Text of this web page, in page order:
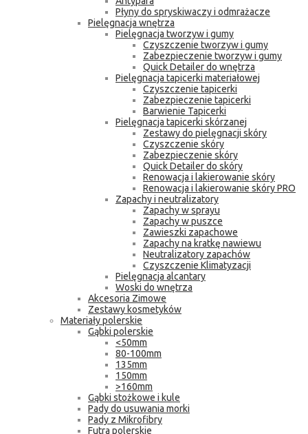
Płyny do spryskiwaczy i odmrażacze
Pielęgnacja wnętrza
Pielęgnacja tworzyw i gumy
Czyszczenie tworzyw i gumy
Zabezpieczenie tworzyw i gumy
Quick Detailer do wnętrza
Pielęgnacja tapicerki materiałowej
Czyszczenie tapicerki
Zabezpieczenie tapicerki
Barwienie Tapicerki
Pielęgnacja tapicerki skórzanej
Zestawy do pielęgnacji skóry
Czyszczenie skóry
Zabezpieczenie skóry
Quick Detailer do skóry
Renowacja i lakierowanie skóry
Renowacja i lakierowanie skóry PRO
Zapachy i neutralizatory
Zapachy w sprayu
Zapachy w puszce
Zawieszki zapachowe
Zapachy na kratkę nawiewu
Neutralizatory zapachów
Czyszczenie Klimatyzacji
Pielęgnacja alcantary
Woski do wnętrza
Akcesoria Zimowe
Zestawy kosmetyków
Materiały polerskie
Gąbki polerskie
<50mm
80-100mm
135mm
150mm
>160mm
Gąbki stożkowe i kule
Pady do usuwania morki
Pady z Mikrofibry
Futra polerskie